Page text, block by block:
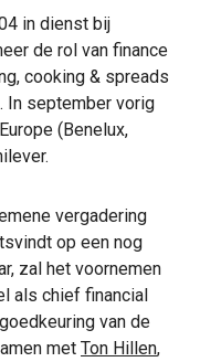
in dienst bij
de rol van finance
cooking & spreads
In september vorig
(Benelux,
vergadering
op een nog
zal het voornemen
als chief financial
van de
met Ton Hillen,